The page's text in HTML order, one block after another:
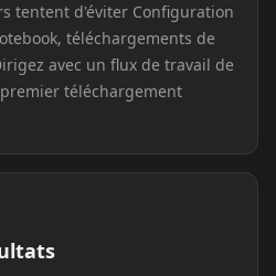
Podcaster 01
09
tentent d'éviter Configuration
téléchargements de
avec un flux de travail de
téléchargement